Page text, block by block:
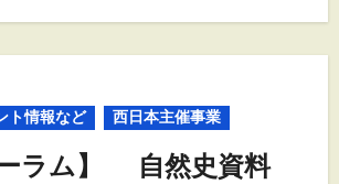
ト情報など 西日本主催事業
ーラム】 自然史資料